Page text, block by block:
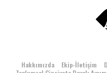
Hakkımızda Ekip-İletişim